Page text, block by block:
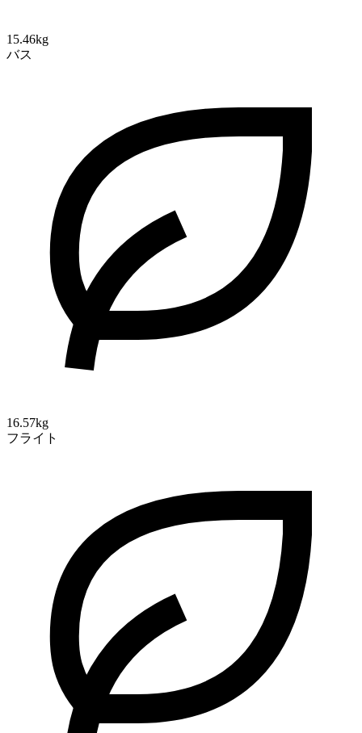
15.46kg
バス
16.57kg
フライト